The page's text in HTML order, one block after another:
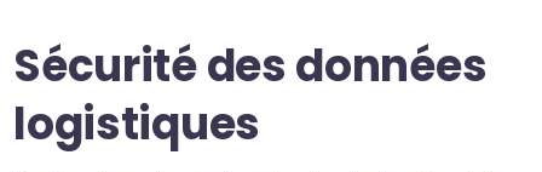
Sécurité des données
logistiques